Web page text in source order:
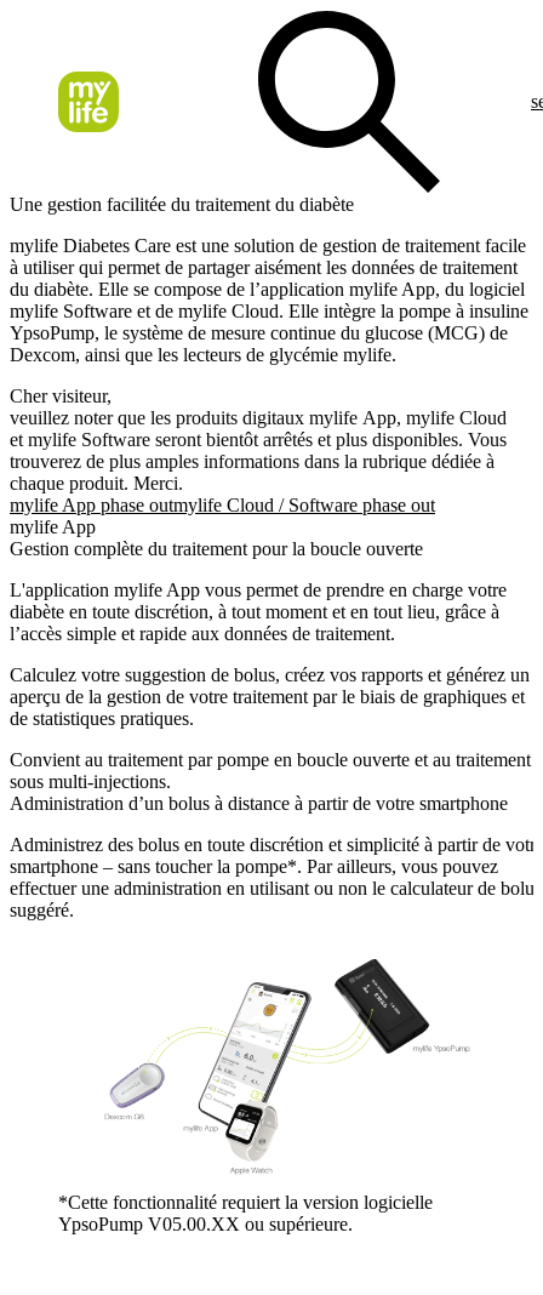
Une gestion facilitée du traitement du diabète
mylife Diabetes Care est une solution de gestion de traitement facile
à utiliser qui permet de partager aisément les données de traitement
du diabète. Elle se compose de l’application mylife App, du logiciel
mylife Software et de mylife Cloud. Elle intègre la pompe à insuline
YpsoPump, le système de mesure continue du glucose (MCG) de
Dexcom, ainsi que les lecteurs de glycémie mylife.
Cher visiteur,
veuillez noter que les produits digitaux mylife App, mylife Cloud
et mylife Software seront bientôt arrêtés et plus disponibles. Vous
trouverez de plus amples informations dans la rubrique dédiée à
chaque produit. Merci.
mylife App phase outmylife Cloud / Software phase out
mylife App
Gestion complète du traitement pour la boucle ouverte
L'application mylife App vous permet de prendre en charge votre
diabète en toute discrétion, à tout moment et en tout lieu, grâce à
l’accès simple et rapide aux données de traitement.
Calculez votre suggestion de bolus, créez vos rapports et générez un
aperçu de la gestion de votre traitement par le biais de graphiques et
de statistiques pratiques.
Convient au traitement par pompe en boucle ouverte et au traitement
sous multi-injections.
Administration d’un bolus à distance à partir de votre smartphone
Administrez des bolus en toute discrétion et simplicité à partir de votre
smartphone – sans toucher la pompe*. Par ailleurs, vous pouvez
effectuer une administration en utilisant ou non le calculateur de bolus
suggéré.
*Cette fonctionnalité requiert la version logicielle
YpsoPump V05.00.XX ou supérieure.